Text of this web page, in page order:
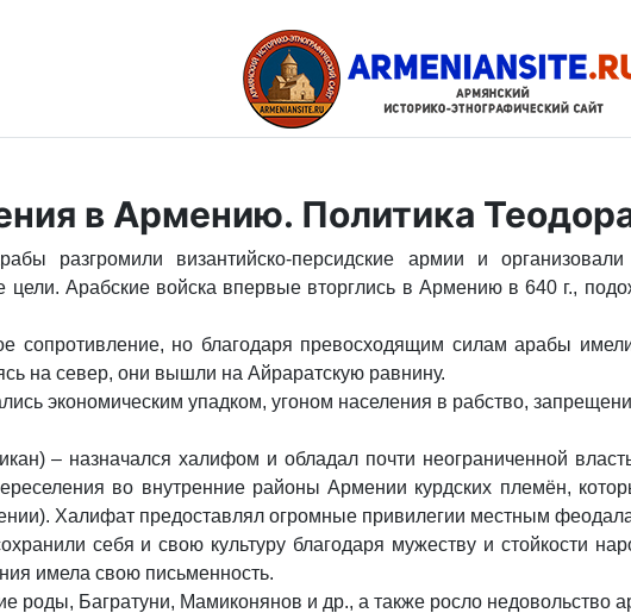
в Армению. Политика
разгромили византийско-персидские армии и
цели. Арабские войска впервые вторглись в Армению в 640 г.,
сопротивление, но благодаря превосходящим силам арабы
на север, они вышли на Айраратскую равнину.
экономическим упадком, угоном населения в рабство,
– назначался халифом и обладал почти неограниченной
во внутренние районы Армении курдских племён,
Халифат предоставлял огромные привилегии местным
себя и свою культуру благодаря мужеству и стойкости
имела свою письменность.
роды, Багратуни, Мамиконянов и др., а также росло недовольство